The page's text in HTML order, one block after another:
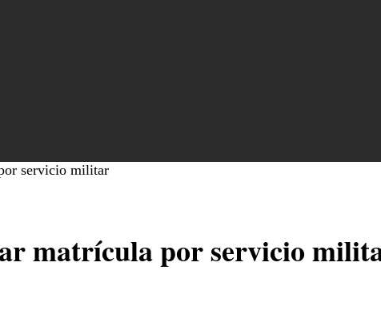
servicio militar
matrícula por servicio